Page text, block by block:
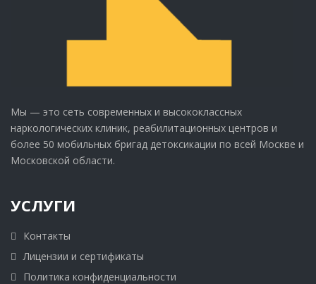
Мы — это сеть современных и высококлассных
наркологических клиник, реабилитационных центров и
более 50 мобильных бригад детоксикации по всей Москве и
Московской области.
УСЛУГИ
Контакты
Лицензии и сертификаты
Политика конфиденциальности